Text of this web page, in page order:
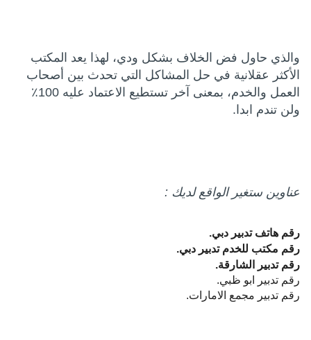
والذي حاول فض الخلاف بشكل ودي، لهذا يعد المكتب
الأكثر عقلانية في حل المشاكل التي تحدث بين أصحاب
العمل والخدم، بمعنى آخر تستطيع الاعتماد عليه 100٪
ولن تندم ابدا.
عناوين ستغير الواقع لديك :
رقم هاتف تدبير دبي.
رقم مكتب للخدم تدبير دبي.
رقم تدبير الشارقة.
رقم تدبير ابو ظبي.
رقم تدبير مجمع الامارات.